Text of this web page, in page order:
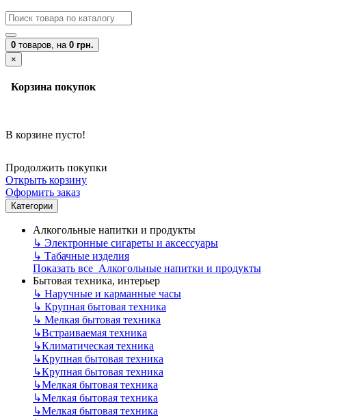
0 товаров, на 0 грн.
×
Корзина покупок
В корзине пусто!
Продолжить покупки
Открыть корзину
Оформить заказ
Категории
Алкогольные напитки и продукты
↳ Электронные сигареты и аксессуары
↳ Табачные изделия
Показать все Алкогольные напитки и продукты
Бытовая техника, интерьер
↳ Наручные и карманные часы
↳ Крупная бытовая техника
↳ Мелкая бытовая техника
↳Встраиваемая техника
↳Климатическая техника
↳Крупная бытовая техника
↳Крупная бытовая техника
↳Мелкая бытовая техника
↳Мелкая бытовая техника
↳Мелкая бытовая техника